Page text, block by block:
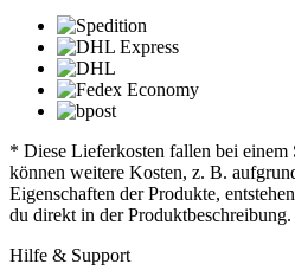
* Diese Lieferkosten fallen bei einem
können weitere Kosten, z. B.
Eigenschaften der Produkte,
du direkt in der Produktbeschreibung.
Hilfe & Support